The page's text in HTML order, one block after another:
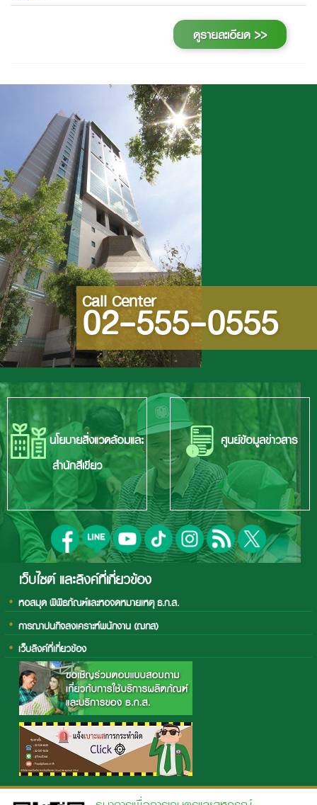
ดูรายละเอียด >>
Call Center
02-555-0555
นโยบายสิ่งแวดล้อมและ
สำนักสีเขียว
ศูนย์ข้อมูลข่าวสาร
เว็บไซต์ และลิงค์ที่เกี่ยวข้อง
หอสมุด พิพิธภัณฑ์และหอจดหมายเหตุ ธ.ก.ส.
การฌาปนกิจสงเคราะห์พนักงาน (ฌกส)
เว็บลิงค์ที่เกี่ยวข้อง